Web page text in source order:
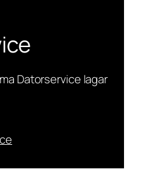
Datorservice lagar